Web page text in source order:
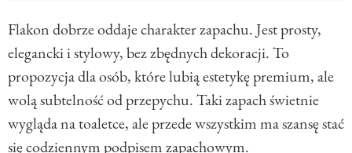
Flakon dobrze oddaje charakter zapachu. Jest prosty,
elegancki i stylowy, bez zbędnych dekoracji. To
propozycja dla osób, które lubią estetykę premium, ale
wolą subtelność od przepychu. Taki zapach świetnie
wygląda na toaletce, ale przede wszystkim ma szansę stać
się codziennym podpisem zapachowym.